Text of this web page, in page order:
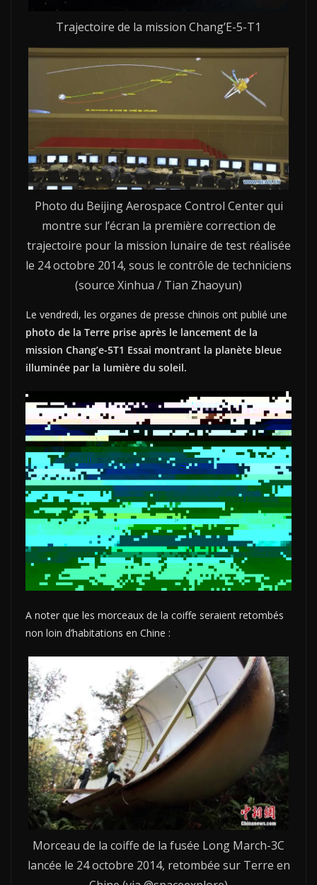
Trajectoire de la mission Chang’E-5-T1
Photo du Beijing Aerospace Control Center qui
montre sur l’écran la première correction de
trajectoire pour la mission lunaire de test réalisée
le 24 octobre 2014, sous le contrôle de techniciens
(source Xinhua / Tian Zhaoyun)
Le vendredi, les organes de presse chinois ont publié une
photo de la Terre prise après le lancement de la
mission Chang’e-5T1 Essai montrant la planète bleue
illuminée par la lumière du soleil.
A noter que les morceaux de la coiffe seraient retombés
non loin d’habitations en Chine :
Morceau de la coiffe de la fusée Long March-3C
lancée le 24 octobre 2014, retombée sur Terre en